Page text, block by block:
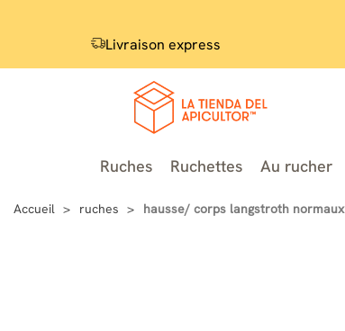
Livraison express
Ruches Ruchettes Au rucher
Accueil ruches hausse/ corps langstroth normaux